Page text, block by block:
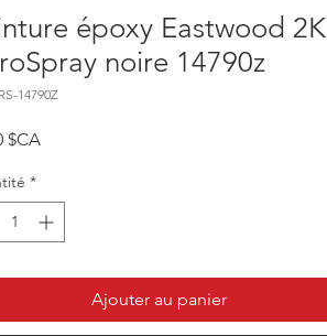
époxy Eastwood 2K
noire 14790z
14790Z
$CAPrix
*
Ajouter au panier